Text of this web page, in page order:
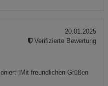
!Mit freundlichen Grüßen
20.01.2025
Verifizierte Bewertung